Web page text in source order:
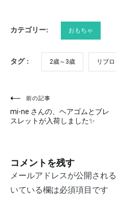
カテゴリー: おもちゃ
タグ : 2歳～3歳 リブロ
投
稿
ビ
ゲ
ー
前の記事
mi-ne さんの、ヘアゴムとブレ
スレットが入荷しました✨
コメントを残す
メールアドレスが公開され
いている欄は必須項目です